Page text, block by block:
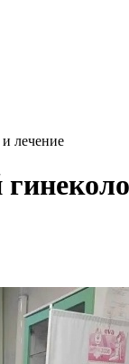
лечение